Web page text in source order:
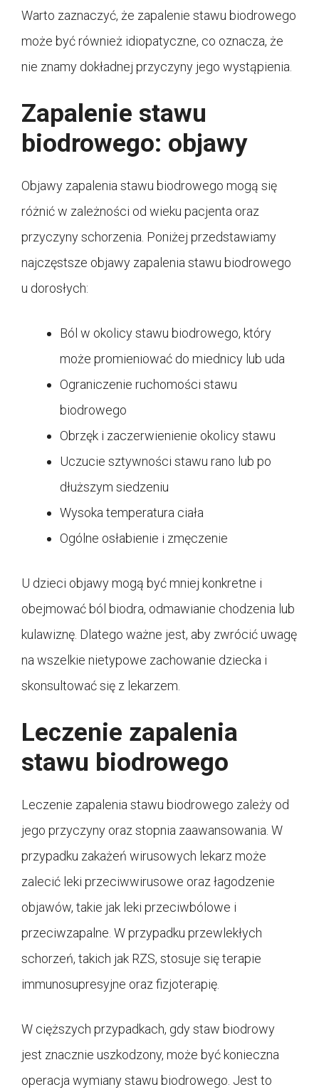
Warto zaznaczyć, że zapalenie stawu biodrowego
może być również idiopatyczne, co oznacza, że
nie znamy dokładnej przyczyny jego wystąpienia.
Zapalenie stawu
biodrowego: objawy
Objawy zapalenia stawu biodrowego mogą się
różnić w zależności od wieku pacjenta oraz
przyczyny schorzenia. Poniżej przedstawiamy
najczęstsze objawy zapalenia stawu biodrowego
u dorosłych:
Ból w okolicy stawu biodrowego, który
może promieniować do miednicy lub uda
Ograniczenie ruchomości stawu
biodrowego
Obrzęk i zaczerwienienie okolicy stawu
Uczucie sztywności stawu rano lub po
dłuższym siedzeniu
Wysoka temperatura ciała
Ogólne osłabienie i zmęczenie
U dzieci objawy mogą być mniej konkretne i
obejmować ból biodra, odmawianie chodzenia lub
kulawiznę. Dlatego ważne jest, aby zwrócić uwagę
na wszelkie nietypowe zachowanie dziecka i
skonsultować się z lekarzem.
Leczenie zapalenia
stawu biodrowego
Leczenie zapalenia stawu biodrowego zależy od
jego przyczyny oraz stopnia zaawansowania. W
przypadku zakażeń wirusowych lekarz może
zalecić leki przeciwwirusowe oraz łagodzenie
objawów, takie jak leki przeciwbólowe i
przeciwzapalne. W przypadku przewlekłych
schorzeń, takich jak RZS, stosuje się terapie
immunosupresyjne oraz fizjoterapię.
W cięższych przypadkach, gdy staw biodrowy
jest znacznie uszkodzony, może być konieczna
operacja wymiany stawu biodrowego. Jest to